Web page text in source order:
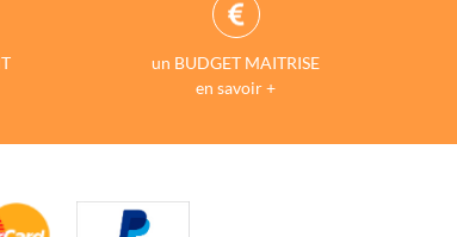
un BUDGET MAITRISE
en savoir +